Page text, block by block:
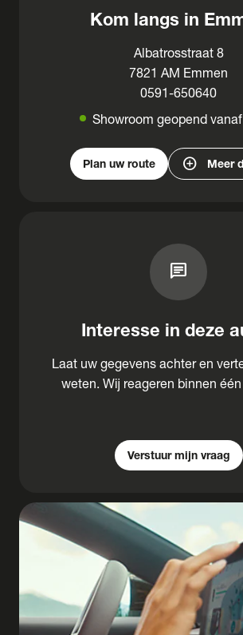
Kom langs in
Albatrosstraat 8
7821 AM Emmen
0591-650640
Showroom geopend
Plan uw route add_circle Meer
chat
Interesse in deze
Laat uw gegevens achter en
weten. Wij reageren binnen één
Verstuur mijn vraag